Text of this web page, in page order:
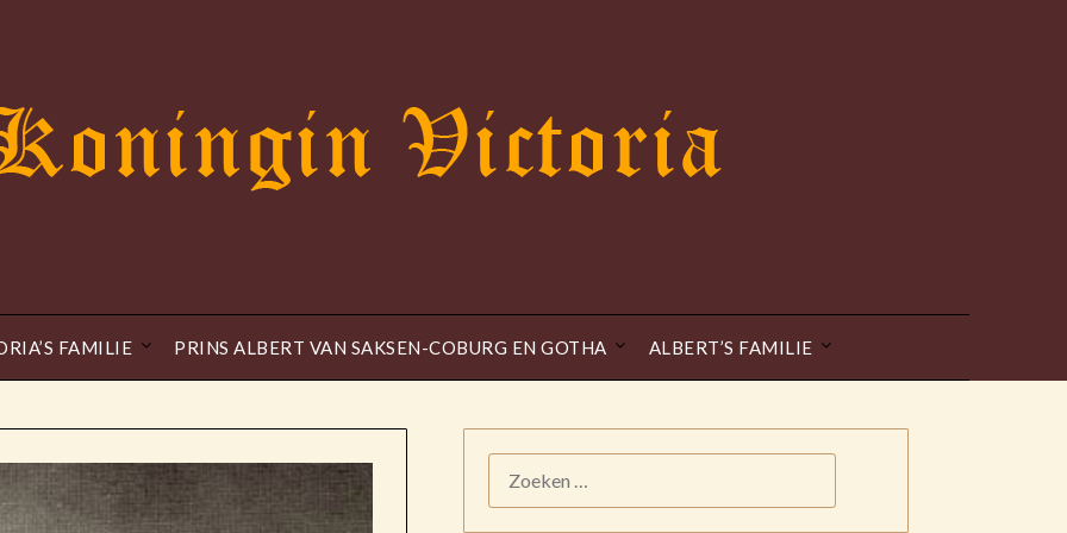
FAMILIE PRINS ALBERT VAN SAKSEN-COBURG EN GOTHA ALBERT’S FAMILIE
NAAR: